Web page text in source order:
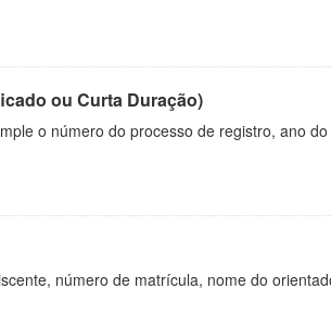
ou Curta Duração)
o número do processo de registro, ano
número de matrícula, nome do